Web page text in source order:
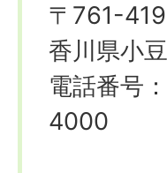
〒761-
香川県小
電話番号
4000